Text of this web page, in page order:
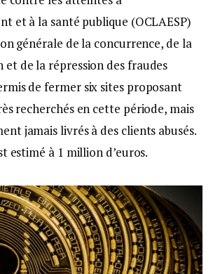
et à la santé publique (OCLAESP)
générale de la concurrence, de la
et de la répression des fraudes
de fermer six sites proposant
recherchés en cette période, mais
jamais livrés à des clients abusés.
estimé à 1 million d’euros.